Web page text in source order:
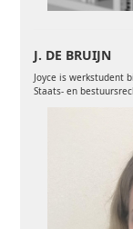
J. DE BRUIJN
Joyce is werkstudent
Staats- en